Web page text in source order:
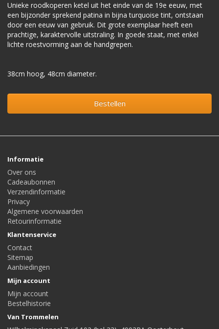
Unieke roodkoperen ketel uit het einde van de 19e eeuw, met
een bijzonder sprekend patina in bijna turquoise tint, ontstaan
door een eeuw van gebruik. Dit grote exemplaar heeft een
prachtige, karaktervolle uitstraling. In goede staat, met enkel
lichte roestvorming aan de handgrepen.
38cm hoog, 48cm diameter.
Bestellen
Informatie
Over ons
Cadeaubonnen
Verzendinformatie
Privacy
Algemene voorwaarden
Retourinformatie
Klantenservice
Contact
Sitemap
Aanbiedingen
Mijn account
Mijn account
Bestelhistorie
Van Trommelen